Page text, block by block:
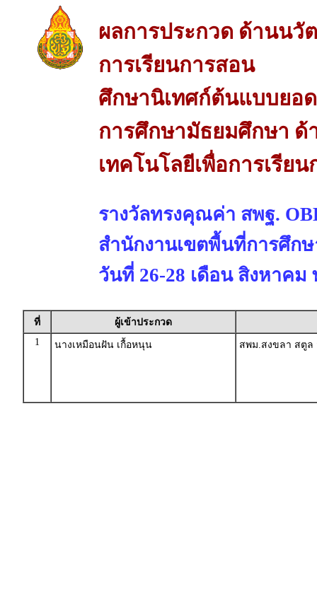
ผลการประกวด ด้านนวั
การเรียนการสอน
ศึกษานิเทศก์ต้นแบบยอ
การศึกษามัธยมศึกษา ด้
เทคโนโลยีเพื่อการเรีย
รางวัลทรงคุณค่า สพฐ.
สำนักงานเขตพื้นที่การศึก
วันที่ 26-28 เดือน สิงหาคม
ที่
ผู้เข้าประกวด
1
นางเหมือนฝัน เกื้อหนุน สพม.สงขลา สตูล